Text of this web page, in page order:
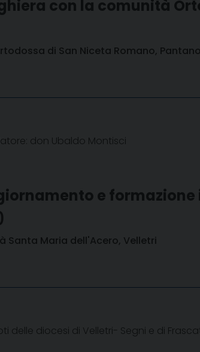
con la comunità
di San Niceta Romano,
don Ubaldo Montisci
e
Santa Maria dell'Acero, Velletri
delle diocesi di Velletri- Segni e di